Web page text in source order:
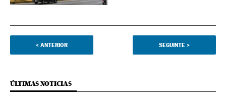
< ANTERIOR SEGUINTE >
ÚLTIMAS NOTICIAS